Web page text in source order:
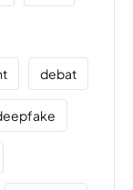
debat